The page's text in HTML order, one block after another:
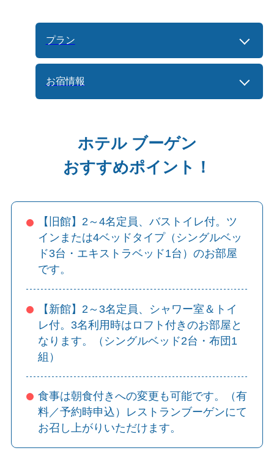
プラン
お宿情報
ホテル ブーゲン
おすすめポイント！
【旧館】2～4名定員、バストイレ付。ツ
インまたは4ベッドタイプ（シングルベッ
ド3台・エキストラベッド1台）のお部屋
です。
【新館】2～3名定員、シャワー室＆トイ
レ付。3名利用時はロフト付きのお部屋と
なります。（シングルベッド2台・布団1
組）
食事は朝食付きへの変更も可能です。（有
料／予約時申込）レストランブーゲンにて
お召し上がりいただけます。